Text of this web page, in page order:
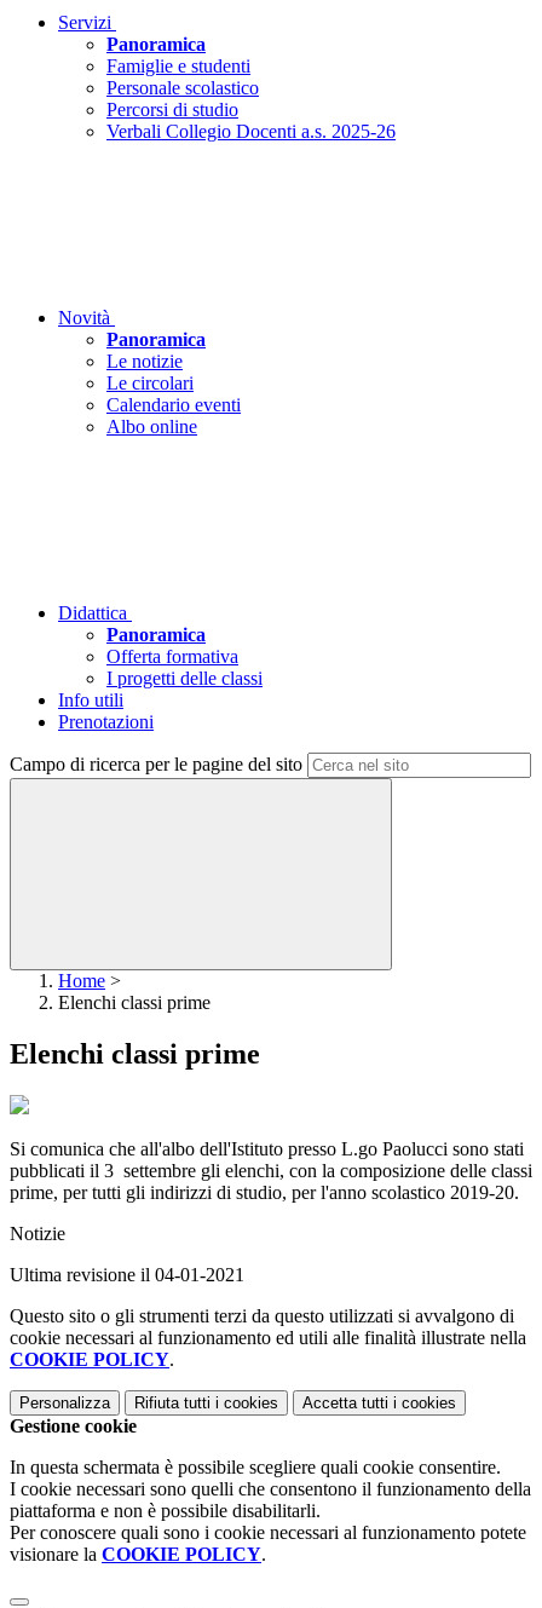
Servizi
Panoramica
Famiglie e studenti
Personale scolastico
Percorsi di studio
Verbali Collegio Docenti a.s. 2025-26
Novità
Panoramica
Le notizie
Le circolari
Calendario eventi
Albo online
Didattica
Panoramica
Offerta formativa
I progetti delle classi
Info utili
Prenotazioni
Campo di ricerca per le pagine del sito
Home >
Elenchi classi prime
Elenchi classi prime
Si comunica che all'albo dell'Istituto presso L.go Paolucci sono stati
pubblicati il 3 settembre gli elenchi, con la composizione delle classi
prime, per tutti gli indirizzi di studio, per l'anno scolastico 2019-20.
Notizie
Ultima revisione il 04-01-2021
Questo sito o gli strumenti terzi da questo utilizzati si avvalgono di
cookie necessari al funzionamento ed utili alle finalità illustrate nella
COOKIE POLICY.
Personalizza Rifiuta tutti i cookies Accetta tutti i cookies
Gestione cookie
In questa schermata è possibile scegliere quali cookie consentire.
I cookie necessari sono quelli che consentono il funzionamento della
piattaforma e non è possibile disabilitarli.
Per conoscere quali sono i cookie necessari al funzionamento potete
visionare la COOKIE POLICY.